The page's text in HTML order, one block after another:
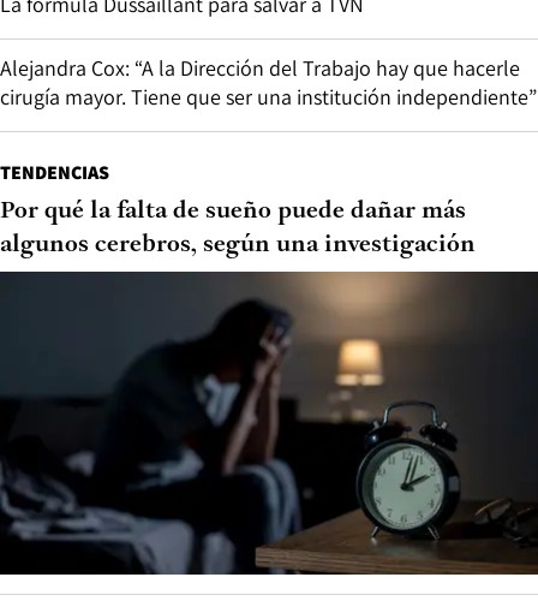
Alejandra Cox: “A la Dirección del Trabajo hay que hacerle
cirugía mayor. Tiene que ser una institución independiente”
TENDENCIAS
Por qué la falta de sueño puede dañar más
algunos cerebros, según una investigación